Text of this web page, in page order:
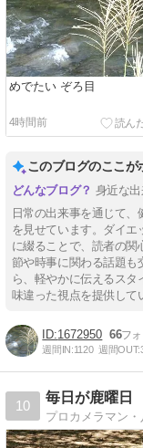
めでたい ぞろ目
4時間前
このブログのここが
身近な
日常の出来事を通じて
を見せています。ダイエ
に綴ることで、読者の関
節や時事に関わる話題も
ら、軽やかに伝えるス
味違った視点を提供して
1672950 66
週間IN:1120 週間OUT:
10
毎日が鹿曜日